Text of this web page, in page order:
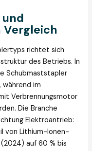
Vergleich
richtet sich
des Betriebs. In
Schubmaststapler
während im
Verbrennungsmotor
Die Branche
Elektroantrieb:
von Lithium-Ionen-
(2024) auf 60 % bis